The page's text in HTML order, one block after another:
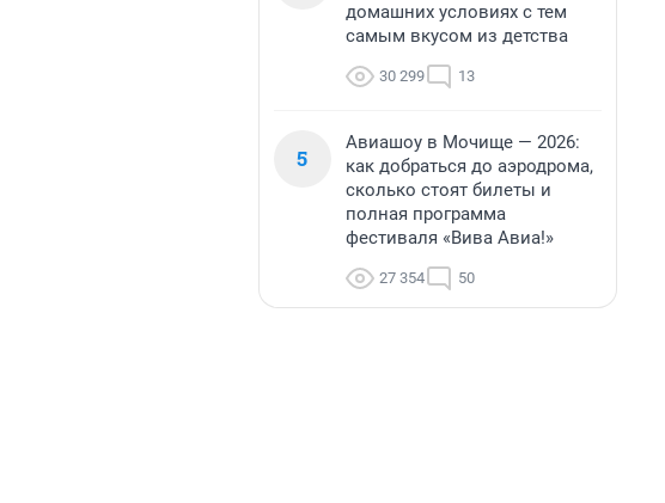
домашних условиях с тем
самым вкусом из детства
30 299 13
5
Авиашоу в Мочище — 2026:
как добраться до аэродрома,
сколько стоят билеты и
полная программа
фестиваля «Вива Авиа!»
27 354 50